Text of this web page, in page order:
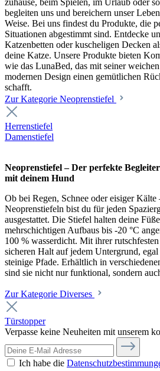
zuhause, beim Spielen, im Urlaub oder
begleiten uns und bereichern unser
Weise. Bei uns findest du Produkte, die
Situationen abgestimmt sind. Entdecke
Katzenbetten oder kuscheligen Decken
deine Katze. Unsere Produkte bieten
wie das LunaBed, das mit seiner
modernen Design einen gemütlichen
schafft.
Zur Kategorie Neoprenstiefel
Herrenstiefel
Damenstiefel
Neoprenstiefel – Der perfekte
mit deinem Hund
Ob bei Regen, Schnee oder eisiger Kälte
Neoprenstiefeln bist du für jeden
ausgestattet. Die Stiefel halten deine
mehrschichtigen Aufbaus bis -20 °C
100 % wasserdicht. Mit ihrer
sicheren Halt auf jedem Untergrund,
steinige Pfade. Erhältlich in
sind sie nicht nur funktional, sondern
Zur Kategorie Diverses
Türstopper
Verpasse keine Neuheiten mit unserem
Ich habe die